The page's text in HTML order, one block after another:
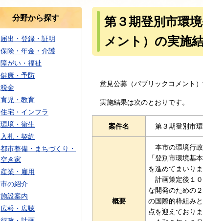
第３期登別市環
メント）の実施
意見公募（パブリックコメント
実施結果は次のとおりです。
案件名 第３期登別市環
概要
本市の環境行政
「登別市環境基
を進めてまいりま
計画策定後１
な開発のための
の国際的枠組み
点を迎えておりま
分野から探す
届出・登録・証明
保険・年金・介護
障がい・福祉
健康・予防
税金
育児・教育
住宅・インフラ
環境・衛生
入札・契約
都市整備・まちづくり・
空き家
産業・雇用
市の紹介
施設案内
広報・広聴